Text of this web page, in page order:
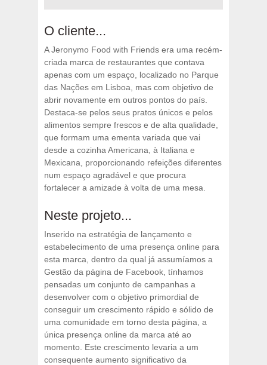
O cliente...
A Jeronymo Food with Friends era uma recém-
criada marca de restaurantes que contava
apenas com um espaço, localizado no Parque
das Nações em Lisboa, mas com objetivo de
abrir novamente em outros pontos do país.
Destaca-se pelos seus pratos únicos e pelos
alimentos sempre frescos e de alta qualidade,
que formam uma ementa variada que vai
desde a cozinha Americana, à Italiana e
Mexicana, proporcionando refeições diferentes
num espaço agradável e que procura
fortalecer a amizade à volta de uma mesa.
Neste projeto...
Inserido na estratégia de lançamento e
estabelecimento de uma presença online para
esta marca, dentro da qual já assumíamos a
Gestão da página de Facebook, tínhamos
pensadas um conjunto de campanhas a
desenvolver com o objetivo primordial de
conseguir um crescimento rápido e sólido de
uma comunidade em torno desta página, a
única presença online da marca até ao
momento. Este crescimento levaria a um
consequente aumento significativo da